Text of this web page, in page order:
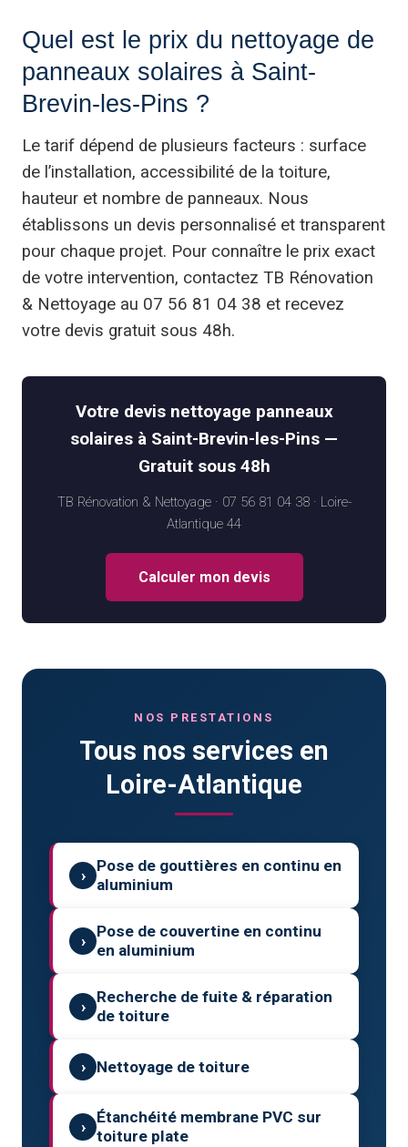
Quel est le prix du nettoyage de
panneaux solaires à Saint-
Brevin-les-Pins ?
Le tarif dépend de plusieurs facteurs : surface
de l’installation, accessibilité de la toiture,
hauteur et nombre de panneaux. Nous
établissons un devis personnalisé et transparent
pour chaque projet. Pour connaître le prix exact
de votre intervention, contactez TB Rénovation
& Nettoyage au 07 56 81 04 38 et recevez
votre devis gratuit sous 48h.
Votre devis nettoyage panneaux
solaires à Saint-Brevin-les-Pins —
Gratuit sous 48h
TB Rénovation & Nettoyage · 07 56 81 04 38 · Loire-
Atlantique 44
Calculer mon devis
NOS PRESTATIONS
Tous nos services en
Loire-Atlantique
›
Pose de gouttières en continu en
aluminium
›
Pose de couvertine en continu
en aluminium
›
Recherche de fuite & réparation
de toiture
› Nettoyage de toiture
›
Étanchéité membrane PVC sur
toiture plate